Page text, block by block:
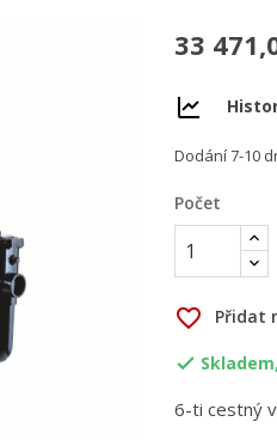
33
Dodání 7-10
Počet
favorite_border Přidat

6-ti cestný